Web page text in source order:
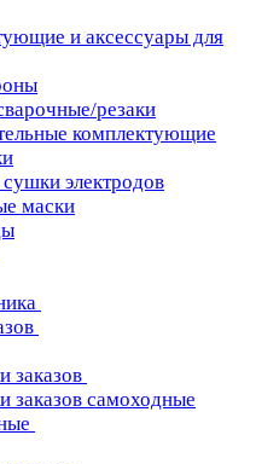
и аксессуары для
резаки
комплектующие
электродов
маски
заказов
заказов самоходные